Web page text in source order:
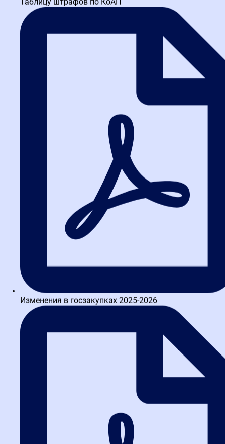
Любая техническая ошибка — законное основание для
отклонения. Это требует исключительной внимательности. В
Калининграда и других крупных городах, где конкуренция
высока, заказчики часто используют этот этап для быстрого
Этап 2. Содержательная проверка
Здесь начинается глубинный анализ. Специалист переходит от
Верификация через реестры:ЕРУЗ, реестр МСП, реестр
Анализ деловой репутации:
поиск судебных дел,
негативных отзывов, публикаций в СМИ.
детальное изучение исполненных
контрактов, анализ производственных мощностей.
анализ поведения участников на
предыдущих торгах, поиск аномальных совпадений в
Методы проверки могут меняться в зависимости от предмета
закупки. Для строительства важен опыт и допуски СРО, для IT-
услуг — квалификация персонала и лицензии ФСБ, для поставки
медицинского оборудования — регистрационные удостоверения
Типовые ошибки поставщиков:
на что обратить внимание
Опытный эксперт знает слабые места в заявках. Вот самые
частые ошибки, которые допускают участники:
Несоответствие опыта.Участник прикладывает
контракты, которые не относятся к предмету закупки.
Например, для ремонта дорог показывает контракты на
Банковская гарантия выдана
банком, не входящим в перечень Минфина, или срок ее
Учредители или директор участника
Поддельные лицензии,
свидетельства СРО или сертификаты. Проверяйте их через
Изменения в госзакупках 2025-2026